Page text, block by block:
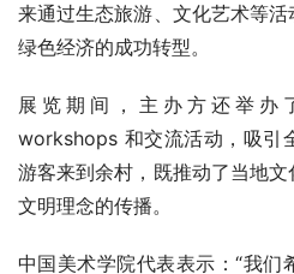
来通过生态旅游、文化艺术等
绿色经济的成功转型。
展览期间，主办方还举办
workshops 和交流活动，吸引
游客来到余村，既推动了当地
文明理念的传播。
中国美术学院代表表示：“我们